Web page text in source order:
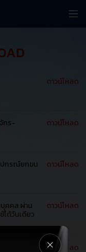
ดาวน์โหลด
กร- ดาวน์โหลด
ปกรณ์ยกขน ดาวน์โหลด
คคล ผ่าน
ได้วันเดียว
ดาวน์โหลด
คล ผ่าน ดาวน์โหลด